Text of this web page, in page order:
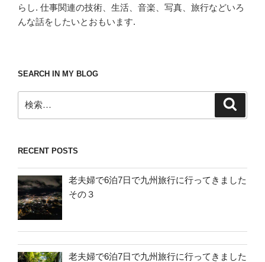
らし. 仕事関連の技術、生活、音楽、写真、旅行などいろ
んな話をしたいとおもいます.
SEARCH IN MY BLOG
索:
RECENT POSTS
老夫婦で6泊7日で九州旅行に行ってきました
その３
老夫婦で6泊7日で九州旅行に行ってきました